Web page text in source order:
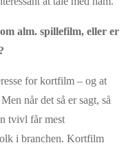
alm. spillefilm, eller er
for kortfilm – og at
når det så er sagt, så
tvivl får mest
i branchen. Kortfilm